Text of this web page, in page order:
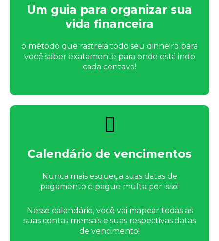
Um guia para organizar sua
vida financeira
o método que rastreia todo seu dinheiro para
você saber exatamente para onde está indo
cada centavo!
Calendário de vencimentos
Nunca mais esqueça suas datas de
pagamento e pague multa por isso!
Nesse calendário, você vai mapear todas as
suas contas mensais e suas respectivas datas
de vencimento!